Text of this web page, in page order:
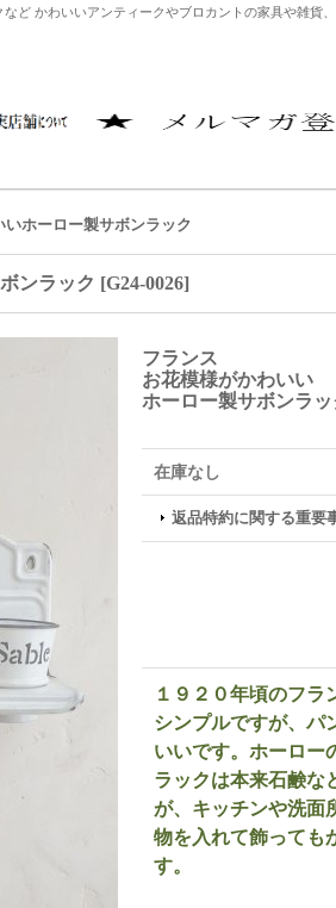
ど かわいいアンティークやブロカントの家具や雑貨
ホーロー製サボンラック
ンラック [G24-0026]
フランス
お花模様がかわいい
ホーロー製サボンラッ
在庫なし
返品特約に関する重要
１９２０年頃のフラ
シンプルですが、パ
いいです。ホーロー
ラックは本来石鹸な
が、キッチンや洗面
物を入れて飾っても
す。